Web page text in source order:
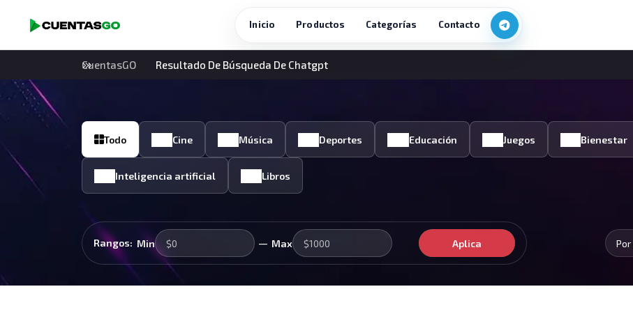
Inicio Productos Categorías Contacto
CuentasGO Resultado De Búsqueda De Chatgpt
Todo Cine Música Deportes Educación Juegos Bienestar
Inteligencia artificial Libros
Rangos: Min — Max Aplica